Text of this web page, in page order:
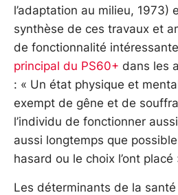
l’adaptation au milieu, 1973)
synthèse de ces travaux et
de fonctionnalité
principal du PS60+ dans les
: « Un état physique et
exempt de gêne et de
l’individu de fonctionner
aussi longtemps que
hasard ou le choix l’ont placé
Les déterminants de la